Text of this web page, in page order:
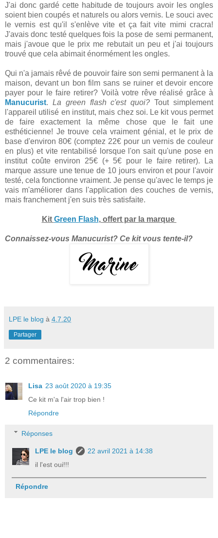
J'ai donc gardé cette habitude de toujours avoir les ongles
soient bien coupés et naturels ou alors vernis. Le souci avec
le vernis est qu'il s'enlève vite et ça fait vite mimi cracra!
J'avais donc testé quelques fois la pose de semi permanent,
mais j'avoue que le prix me rebutait un peu et j'ai toujours
trouvé que cela abimait énormément les ongles.
Qui n'a jamais rêvé de pouvoir faire son semi permanent à la
maison, devant un bon film sans se ruiner et devoir encore
payer pour le faire retirer? Voilà votre rêve réalisé grâce à
Manucurist. La green flash c'est quoi? Tout simplement
l'appareil utilisé en institut, mais chez soi. Le kit vous permet
de faire exactement la même chose que le fait une
esthéticienne! Je trouve cela vraiment génial, et le prix de
base d'environ 80€ (comptez 22€ pour un vernis de couleur
en plus) et vite rentabilisé lorsque l'on sait qu'une pose en
institut coûte environ 25€ (+ 5€ pour le faire retirer). La
marque assure une tenue de 10 jours environ et pour l'avoir
testé, cela fonctionne vraiment. Je pense qu'avec le temps je
vais m'améliorer dans l'application des couches de vernis,
mais franchement j'en suis très satisfaite.
Kit Green Flash, offert par la marque
Connaissez-vous Manucurist? Ce kit vous tente-il?
LPE le blog à 4.7.20
Partager
2 commentaires:
Lisa 23 août 2020 à 19:35
Ce kit m'a l'air trop bien !
Répondre
Réponses
LPE le blog
22 avril 2021 à 14:38
il l'est oui!!!
Répondre